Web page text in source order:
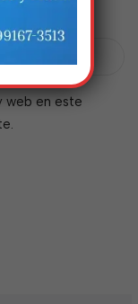
web en este